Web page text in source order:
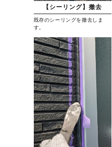
【シーリング】撤去
既存のシーリングを撤去しま
す。